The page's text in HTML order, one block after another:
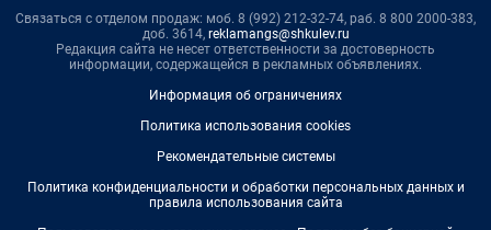
Связаться с отделом продаж: моб. 8 (992) 212-32-74, раб. 8 800 2000-383,
доб. 3614, reklamangs@shkulev.ru
Редакция сайта не несет ответственности за достоверность
информации, содержащейся в рекламных объявлениях.
Информация об ограничениях
Политика использования cookies
Рекомендательные системы
Политика конфиденциальности и обработки персональных данных и
правила использования сайта